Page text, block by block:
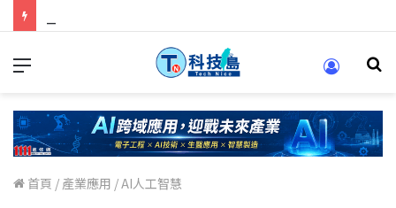
首頁 / 產業應用 /AI人工智慧